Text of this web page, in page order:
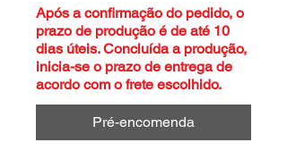
Após a confirmação do pedido, o
prazo de produção é de até 10
dias úteis. Concluída a produção,
inicia-se o prazo de entrega de
acordo com o frete escolhido.
Pré-encomenda